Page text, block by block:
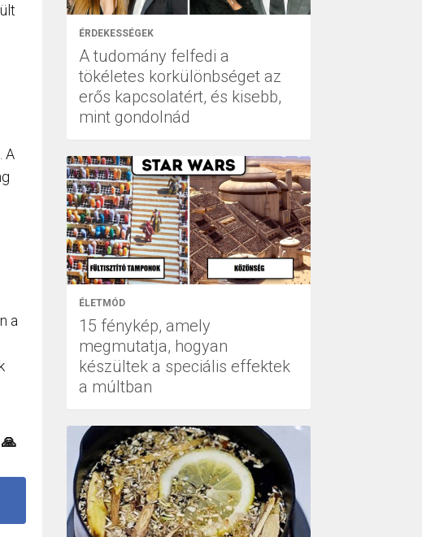
A
a
ÉRDEKESSÉGEK
A tudomány felfedi a
tökéletes korkülönbséget az
erős kapcsolatért, és kisebb,
mint gondolnád
ÉLETMÓD
15 fénykép, amely
megmutatja, hogyan
készültek a speciális effektek
a múltban